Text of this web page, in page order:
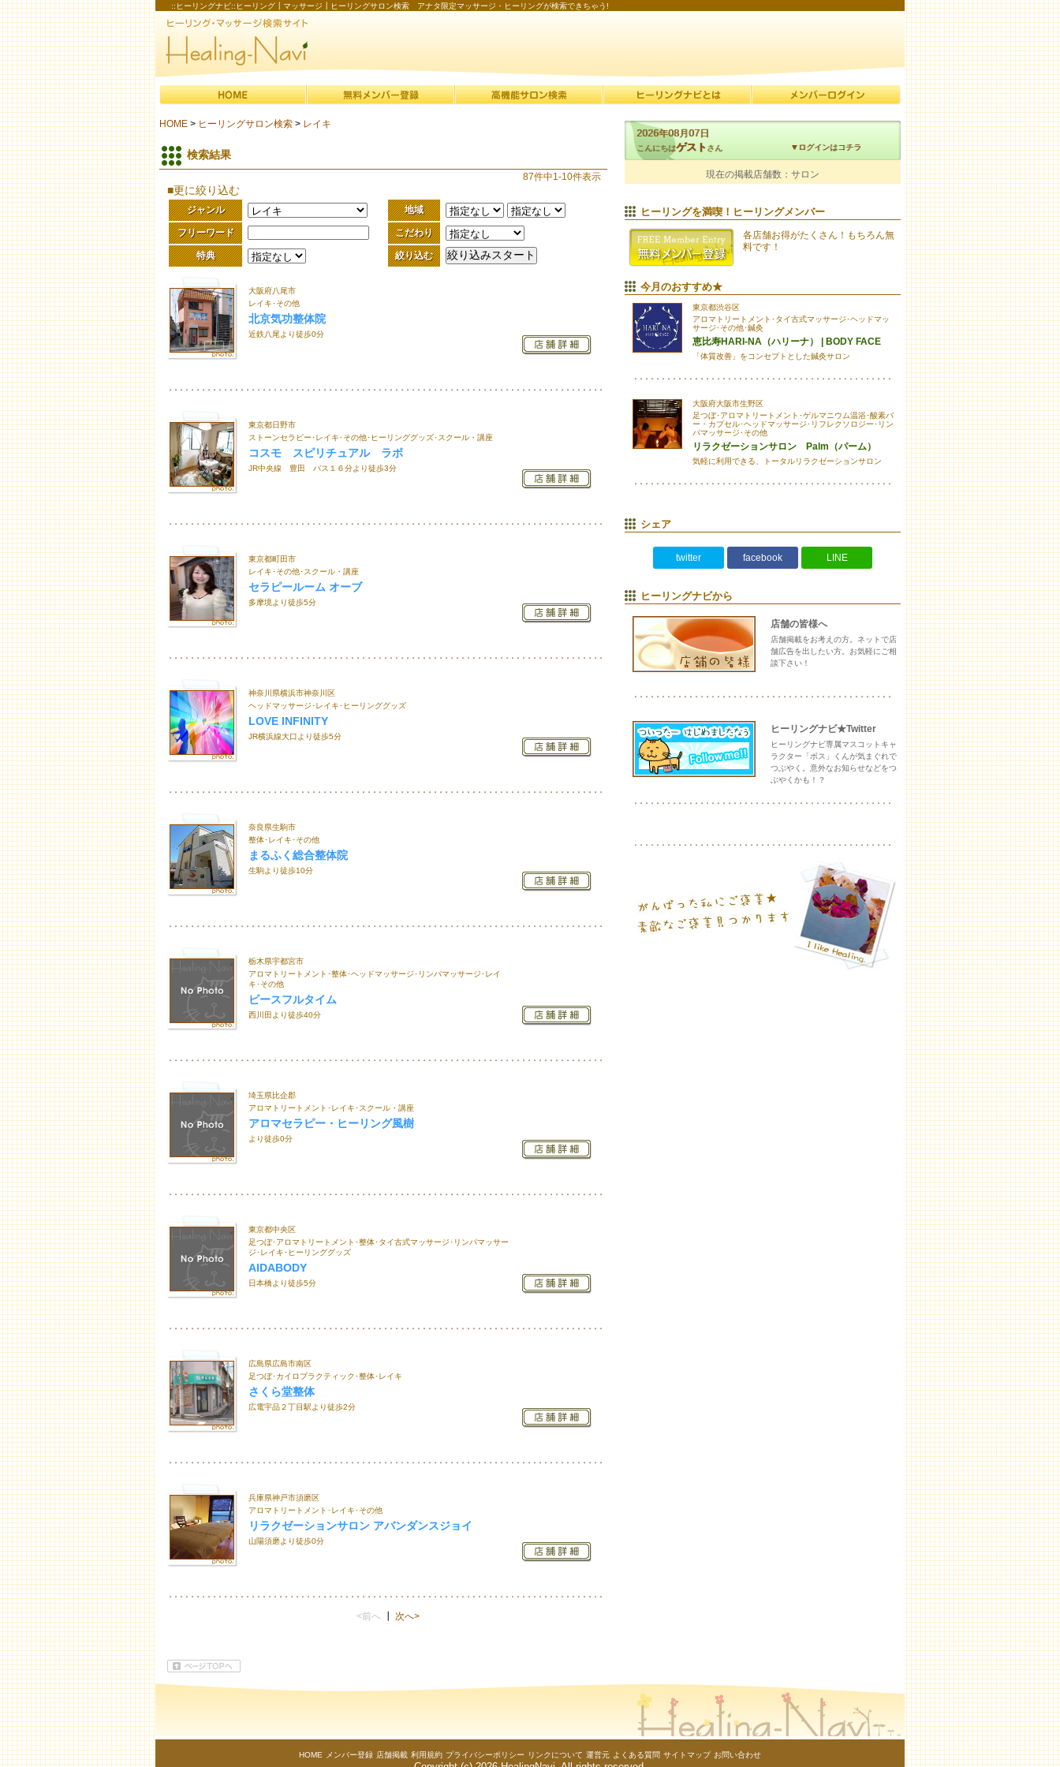
::ヒーリングナビ::ヒーリング┃マッサージ┃ヒーリングサロン検索 アナタ限定マッサージ・ヒーリングが検索できちゃう!
HOME > ヒーリングサロン検索 > レイキ
検索結果
87件中1-10件表示
■更に絞り込む
ジャンル 地域
フリーワード こだわり
特典 絞り込む
大阪府八尾市
レイキ･その他
北京気功整体院
近鉄八尾より徒歩0分
東京都日野市
ストーンセラピー･レイキ･その他･ヒーリンググッズ･スクール・講座
コスモ スピリチュアル ラボ
JR中央線 豊田 バス１６分より徒歩3分
東京都町田市
レイキ･その他･スクール・講座
セラピールーム オーブ
多摩境より徒歩5分
神奈川県横浜市神奈川区
ヘッドマッサージ･レイキ･ヒーリンググッズ
LOVE INFINITY
JR横浜線大口より徒歩5分
奈良県生駒市
整体･レイキ･その他
まるふく総合整体院
生駒より徒歩10分
栃木県宇都宮市
アロマトリートメント･整体･ヘッドマッサージ･リンパマッサージ･レイ
キ･その他
ピースフルタイム
西川田より徒歩40分
埼玉県比企郡
アロマトリートメント･レイキ･スクール・講座
アロマセラピー・ヒーリング風樹
より徒歩0分
東京都中央区
足つぼ･アロマトリートメント･整体･タイ古式マッサージ･リンパマッサー
ジ･レイキ･ヒーリンググッズ
AIDABODY
日本橋より徒歩5分
広島県広島市南区
足つぼ･カイロプラクティック･整体･レイキ
さくら堂整体
広電宇品２丁目駅より徒歩2分
兵庫県神戸市須磨区
アロマトリートメント･レイキ･その他
リラクゼーションサロン アバンダンスジョイ
山陽須磨より徒歩0分
<前へ 次へ>
2026年08月07日
こんにちはゲストさん ▼ログインはコチラ
現在の掲載店舗数： サロン
ヒーリングを満喫！ヒーリングメンバー
各店舗お得がたくさん！もちろん無
料です！
今月のおすすめ★
東京都渋谷区
アロマトリートメント･タイ古式マッサージ･ヘッドマッ
サージ･その他･鍼灸
恵比寿HARI-NA（ハリーナ） | BODY FACE
「体質改善」をコンセプトとした鍼灸サロン
大阪府大阪市生野区
足つぼ･アロマトリートメント･ゲルマニウム温浴･酸素バ
ー・カプセル･ヘッドマッサージ･リフレクソロジー･リン
パマッサージ･その他
リラクゼーションサロン Palm（パーム）
気軽に利用できる、トータルリラクゼーションサロン
シェア
twitter facebook LINE
ヒーリングナビから
店舗の皆様へ
店舗掲載をお考えの方。ネットで店
舗広告を出したい方。お気軽にご相
談下さい！
ヒーリングナビ★Twitter
ヒーリングナビ専属マスコットキャ
ラクター「ボス」くんが気まぐれで
つぶやく。意外なお知らせなどをつ
ぶやくかも！？
HOME メンバー登録 店舗掲載 利用規約 プライバシーポリシー リンクについて 運営元 よくある質問 サイトマップ お問い合わせ